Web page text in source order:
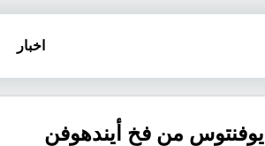
اخبار
من فخ أيندهوفن